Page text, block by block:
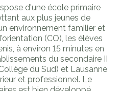
d'une école primaire
aux plus jeunes de
environnement familier et
(CO), les élèves
à environ 15 minutes en
du secondaire II
du Sud) et Lausanne
et professionnel. Le